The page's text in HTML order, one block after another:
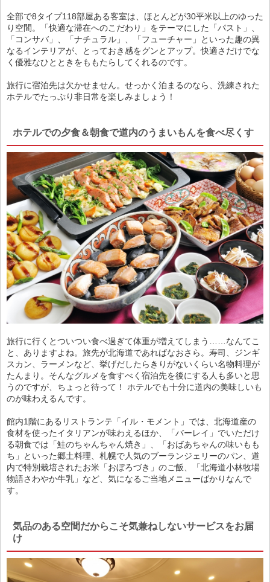
全部で8タイプ118部屋ある客室は、ほとんどが30平米以上のゆった
り空間。「快適な滞在へのこだわり」をテーマにした「パスト」、
「コンサバ」、「ナチュラル」、「フューチャー」といった趣の異
なるインテリアが、とっておき感をグンとアップ。快適さだけでな
く優雅なひとときをももたらしてくれるのです。
旅行に宿泊先は欠かせません。せっかく泊まるのなら、洗練された
ホテルでたっぷり非日常を楽しみましょう！
ホテルでの夕食＆朝食で道内のうまいもんを食べ尽くす
旅行に行くとついつい食べ過ぎて体重が増えてしまう……なんてこ
と、ありますよね。旅先が北海道であればなおさら。寿司、ジンギ
スカン、ラーメンなど、挙げだしたらきりがないくらい名物料理が
たんまり。そんなグルメを食すべく宿泊先を後にする人も多いと思
うのですが、ちょっと待って！ ホテルでも十分に道内の美味しいも
のが味わえるんです。
館内1階にあるリストランテ「イル・モメント」では、北海道産の
食材を使ったイタリアンが味わえるほか、「バーレイ」でいただけ
る朝食では「鮭のちゃんちゃん焼き」、「おばあちゃんの味いもも
ち」といった郷土料理、札幌で人気のブーランジェリーのパン、道
内で特別栽培されたお米「おぼろづき」のご飯、「北海道小林牧場
物語さわやか牛乳」など、気になるご当地メニューばかりなんで
す。
気品のある空間だからこそ気兼ねしないサービスをお届
け